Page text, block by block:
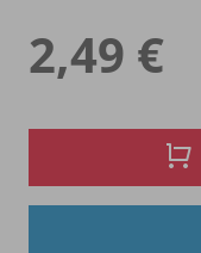
2,49 €